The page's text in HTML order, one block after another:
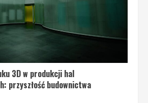
3D w produkcji hal
przyszłość budownictwa